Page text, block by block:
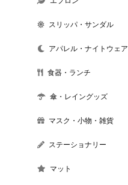
スリッパ・サンダル
アパレル・ナイトウェア
食器・ランチ
傘・レイングッズ
マスク・小物・雑貨
ステーショナリー
マット